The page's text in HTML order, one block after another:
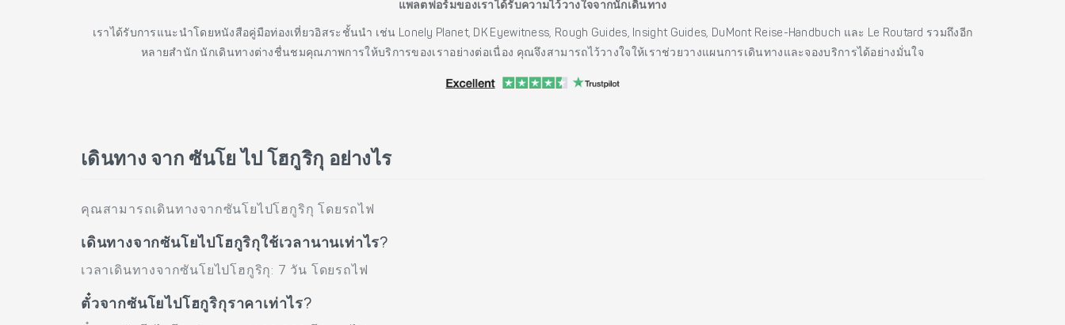
แพลตฟอร์มของเราได้รับความไว้วางใจจากนักเดินทาง
เราได้รับการแนะนำโดยหนังสือคู่มือท่องเที่ยวอิสระชั้นนำ เช่น Lonely Planet, DK Eyewitness, Rough Guides, Insight Guides, DuMont Reise-Handbuch และ Le Routard รวมถึงอีก
หลายสำนัก นักเดินทางต่างชื่นชมคุณภาพการให้บริการของเราอย่างต่อเนื่อง คุณจึงสามารถไว้วางใจให้เราช่วยวางแผนการเดินทางและจองบริการได้อย่างมั่นใจ
เดินทาง จาก ซันโย ไป โฮกูริกุ อย่างไร
คุณสามารถเดินทางจากซันโยไปโฮกูริกุ โดยรถไฟ
เดินทางจากซันโยไปโฮกูริกุใช้เวลานานเท่าไร?
เวลาเดินทางจากซันโยไปโฮกูริกุ: 7 วัน โดยรถไฟ
ตั๋วจากซันโยไปโฮกูริกุราคาเท่าไร?